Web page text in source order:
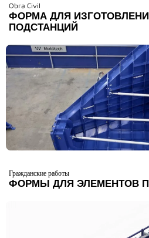
Obra Civil
ФОРМА ДЛЯ
ПОДСТАНЦИЙ
Гражданские работы
ФОРМЫ ДЛЯ ЭЛЕМЕНТОВ